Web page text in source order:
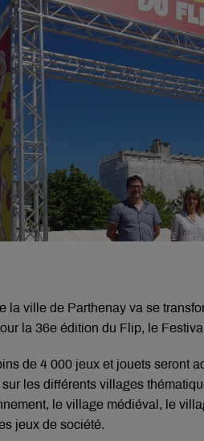
la ville de Parthenay va se
la 36e édition du Flip, le
de 4 000 jeux et jouets seront
les différents villages
le village médiéval, le
jeux de société.